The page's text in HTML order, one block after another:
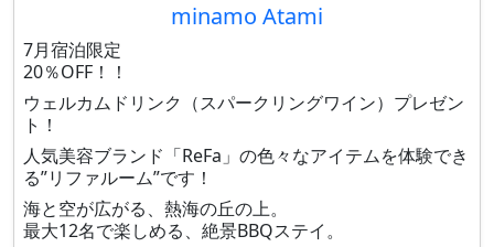
minamo Atami
7月宿泊限定
20％OFF！！
ウェルカムドリンク（スパークリングワイン）プレゼン
ト！
人気美容ブランド「ReFa」の色々なアイテムを体験でき
る”リファルーム”です！
海と空が広がる、熱海の丘の上。
最大12名で楽しめる、絶景BBQステイ。